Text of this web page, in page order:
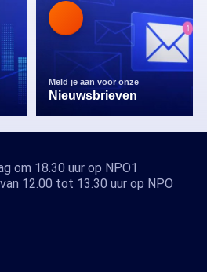
Meld je aan voor onze
Nieuwsbrieven
om 18.30 uur op NPO1
12.00 tot 13.30 uur op NPO